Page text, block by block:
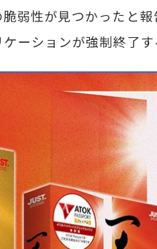
弱性が見つかったと報
ーションが強制終了す